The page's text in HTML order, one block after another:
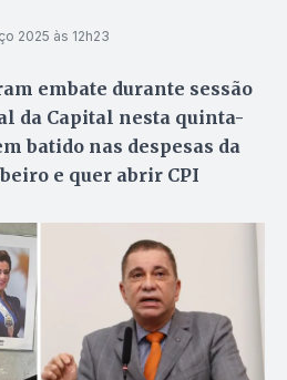
2025 às 12h23
embate durante sessão
da Capital nesta quinta-
batido nas despesas da
e quer abrir CPI